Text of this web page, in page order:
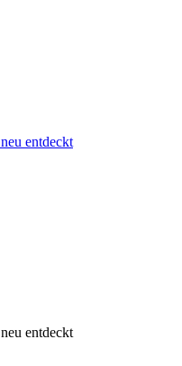
entdeckt
entdeckt